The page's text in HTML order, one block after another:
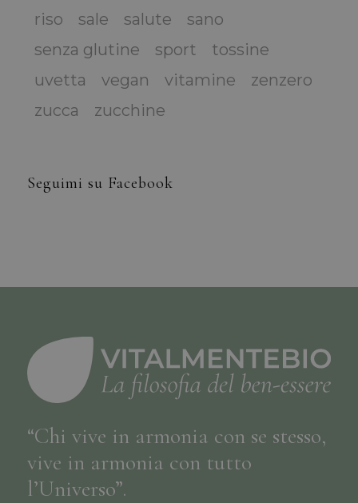
riso
sale salute
sano
senza glutine
sport
tossine
uvetta
vegan vitamine
zenzero
zucca
zucchine
Seguimi su Facebook
“Chi vive in armonia con se stesso,
vive in armonia con tutto
l’Universo”.